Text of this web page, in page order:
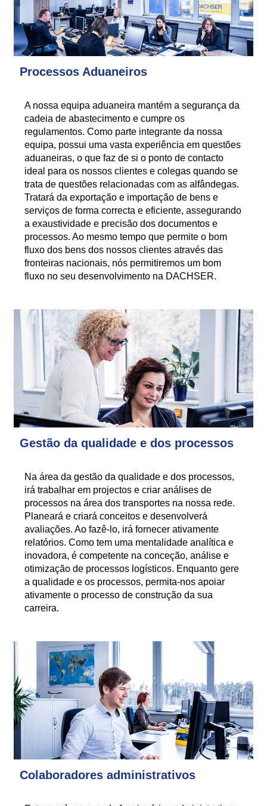
Processos Aduaneiros
A nossa equipa aduaneira mantém a segurança da
cadeia de abastecimento e cumpre os
regulamentos. Como parte integrante da nossa
equipa, possui uma vasta experiência em questões
aduaneiras, o que faz de si o ponto de contacto
ideal para os nossos clientes e colegas quando se
trata de questões relacionadas com as alfândegas.
Tratará da exportação e importação de bens e
serviços de forma correcta e eficiente, assegurando
a exaustividade e precisão dos documentos e
processos. Ao mesmo tempo que permite o bom
fluxo dos bens dos nossos clientes através das
fronteiras nacionais, nós permitiremos um bom
fluxo no seu desenvolvimento na DACHSER.
Gestão da qualidade e dos processos
Na área da gestão da qualidade e dos processos,
irá trabalhar em projectos e criar análises de
processos na área dos transportes na nossa rede.
Planeará e criará conceitos e desenvolverá
avaliações. Ao fazê-lo, irá fornecer ativamente
relatórios. Como tem uma mentalidade analítica e
inovadora, é competente na conceção, análise e
otimização de processos logísticos. Enquanto gere
a qualidade e os processos, permita-nos apoiar
ativamente o processo de construção da sua
carreira.
Colaboradores administrativos